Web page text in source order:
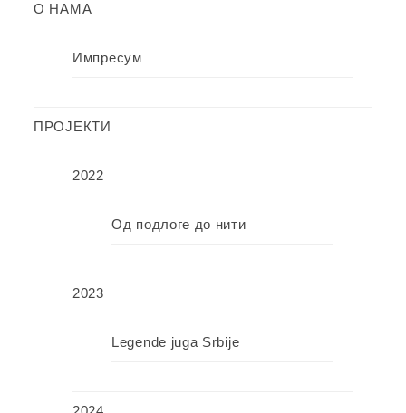
О НАМА
Импресум
ПРОЈЕКТИ
2022
Од подлоге до нити
2023
Legende juga Srbije